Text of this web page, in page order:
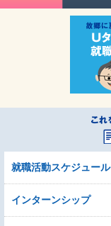
就職活動スケジュール
インターンシップ